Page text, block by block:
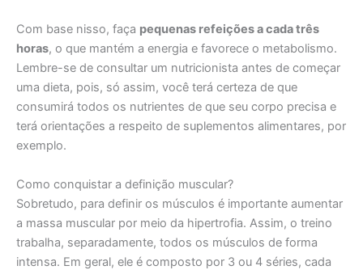
Com base nisso, faça pequenas refeições a cada três
horas, o que mantém a energia e favorece o metabolismo.
Lembre-se de consultar um nutricionista antes de começar
uma dieta, pois, só assim, você terá certeza de que
consumirá todos os nutrientes de que seu corpo precisa e
terá orientações a respeito de suplementos alimentares, por
exemplo.
Como conquistar a definição muscular?
Sobretudo, para definir os músculos é importante aumentar
a massa muscular por meio da hipertrofia. Assim, o treino
trabalha, separadamente, todos os músculos de forma
intensa. Em geral, ele é composto por 3 ou 4 séries, cada